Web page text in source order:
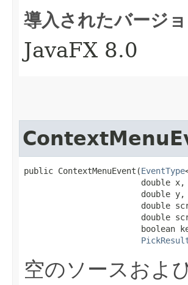
導入されたバージ
JavaFX 8.0
public ContextMenuEvent​(EventType
                        double x,
                        double y,
double
double
boolean
空のソースおよ